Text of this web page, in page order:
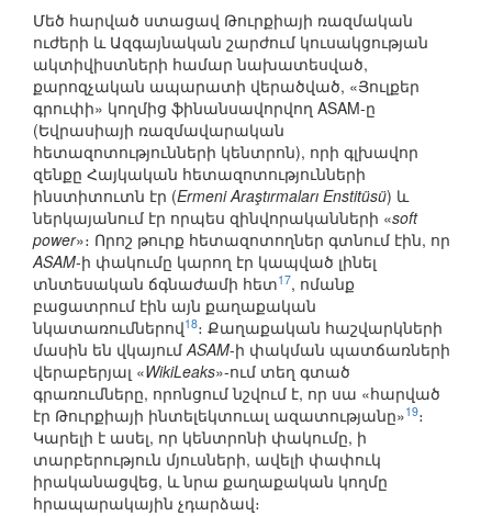
Մեծ հարված ստացավ Թուրքիայի ռազմական
ուժերի և Ազգայնական շարժում կուսակցության
ակտիվիստների համար նախատեսված,
քարոզչական ապարատի վերածված, «Յուլքեր
գրուփի» կողմից ֆինանսավորվող ASAM-ը
(Եվրասիայի ռազմավարական
հետազոտությունների կենտրոն), որի գլխավոր
զենքը Հայկական հետազոտությունների
ինստիտուտն էր (Ermeni Araştırmaları Enstitüsü) և
ներկայանում էր որպես զինվորականների «soft
power»։ Որոշ թուրք հետազոտողներ գտնում էին, որ
ASAM-ի փակումը կարող էր կապված լինել
տնտեսական ճգնաժամի հետ17, ոմանք
բացատրում էին այն քաղաքական
նկատառումներով18։ Քաղաքական հաշվարկների
մասին են վկայումASAM-ի փակման պատճառների
վերաբերյալ «WikiLeaks»-ում տեղ գտած
գրառումները, որոնցում նշվում է, որ սա «հարված
էր Թուրքիայի ինտելեկտուալ ազատությանը»19։
Կարելի է ասել, որ կենտրոնի փակումը, ի
տարբերություն մյուսների, ավելի փափուկ
իրականացվեց, և նրա քաղաքական կողմը
հրապարակային չդարձավ։